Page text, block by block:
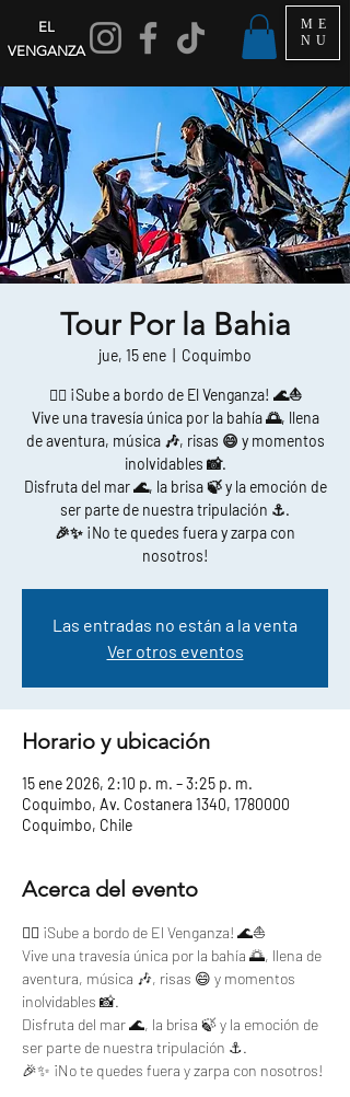
EL
VENGANZA
ME
NU
Tour Por la Bahia
jue, 15 ene Coquimbo
🏴‍☠️ ¡Sube a bordo de El Venganza! 🌊⛵
Vive una travesía única por la bahía 🌅, llena
de aventura, música 🎶, risas 😄 y momentos
inolvidables 📸.
Disfruta del mar 🌊, la brisa 🍃 y la emoción de
ser parte de nuestra tripulación ⚓.
🎉✨ ¡No te quedes fuera y zarpa con
nosotros!
Las entradas no están a la venta
Ver otros eventos
Horario y ubicación
15 ene 2026, 2:10 p. m. – 3:25 p. m.
Coquimbo, Av. Costanera 1340, 1780000
Coquimbo, Chile
Acerca del evento
🏴‍☠️ ¡Sube a bordo de El Venganza! 🌊⛵
Vive una travesía única por la bahía 🌅, llena de
aventura, música 🎶, risas 😄 y momentos
inolvidables 📸.
Disfruta del mar 🌊, la brisa 🍃 y la emoción de
ser parte de nuestra tripulación ⚓.
🎉✨ ¡No te quedes fuera y zarpa con nosotros!